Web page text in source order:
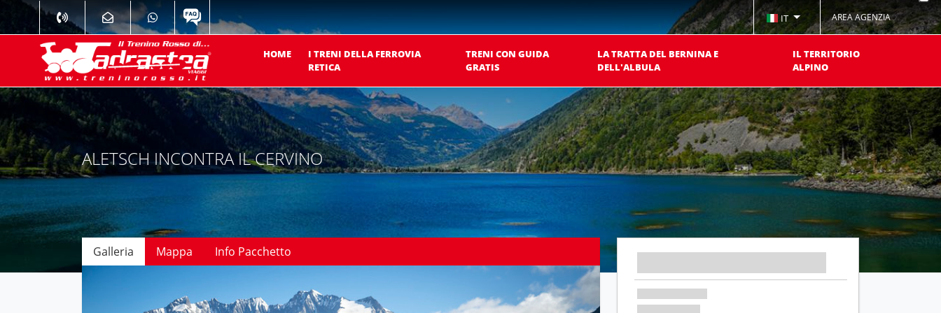
IT AREA AGENZIA
HOME
I TRENI DELLA FERROVIA
RETICA
TRENI CON GUIDA
GRATIS
LA TRATTA DEL BERNINA E
DELL'ALBULA
IL TERRITORIO
ALPINO
ALETSCH INCONTRA IL CERVINO
Galleria Mappa Info Pacchetto